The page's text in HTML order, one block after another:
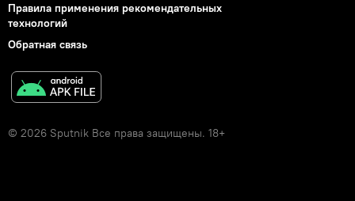
Правила применения рекомендательных
технологий
Обратная связь
© 2026 Sputnik Все права защищены. 18+